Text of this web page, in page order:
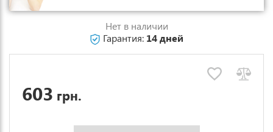
Нет в наличии
Гарантия: 14 дней
603 грн.